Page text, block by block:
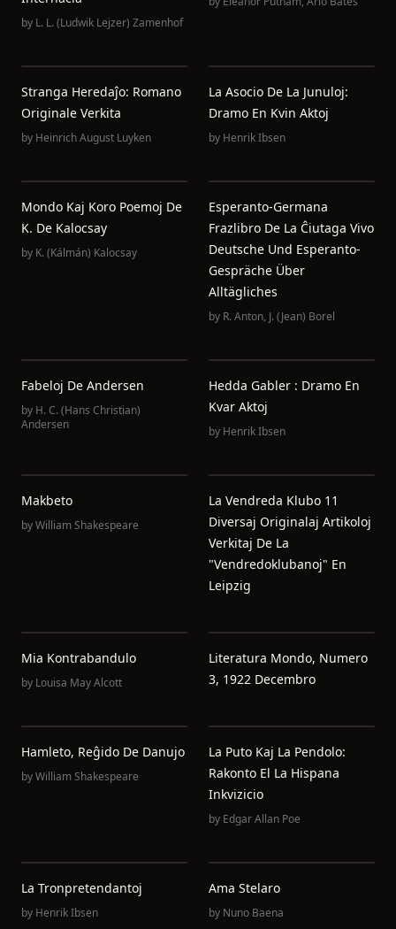
by L. L. (Ludwik Lejzer) Zamenhof
Stranga Heredaĵo: Romano
Originale Verkita
by Heinrich August Luyken
La Asocio De La Junuloj:
Dramo En Kvin Aktoj
by Henrik Ibsen
Mondo Kaj Koro Poemoj De
K. De Kalocsay
by K. (Kálmán) Kalocsay
Esperanto-Germana
Frazlibro De La Ĉiutaga Vivo
Deutsche Und Esperanto-
Gespräche Über
Alltägliches
by R. Anton, J. (Jean) Borel
Fabeloj De Andersen
by H. C. (Hans Christian)
Andersen
Hedda Gabler : Dramo En
Kvar Aktoj
by Henrik Ibsen
Makbeto
byWilliam Shakespeare
La Vendreda Klubo 11
Diversaj Originalaj Artikoloj
Verkitaj De La
"Vendredoklubanoj" En
Leipzig
Mia Kontrabandulo
by Louisa May Alcott
Literatura Mondo, Numero
3, 1922 Decembro
Hamleto, Reĝido De Danujo
byWilliam Shakespeare
La Puto Kaj La Pendolo:
Rakonto El La Hispana
Inkvizicio
by Edgar Allan Poe
La Tronpretendantoj
by Henrik Ibsen
Ama Stelaro
by Nuno Baena